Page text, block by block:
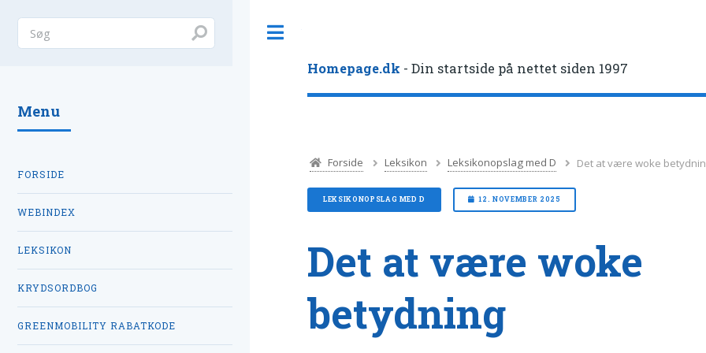
Homepage.dk - Din startside på nettet siden 1997
Forside Leksikon Leksikonopslag med D Det at være woke
LEKSIKONOPSLAG MED D 12. NOVEMBER 2025
Det at være woke
betydning
Menu
FORSIDE
WEBINDEX
LEKSIKON
KRYDSORDBOG
GREENMOBILITY RABATKODE